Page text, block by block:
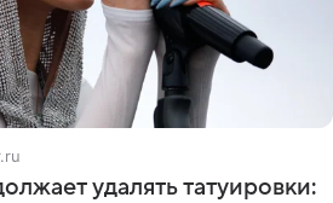
удалять татуировки: